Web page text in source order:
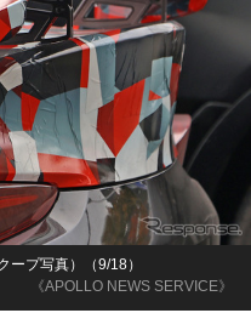
《APOLLO NEWS SERVICE》
ープ写真）（9/18）